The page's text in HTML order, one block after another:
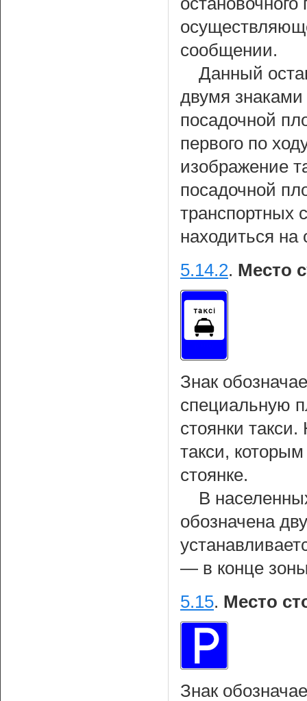
сообщении.
Данный
двумя
посадочной
первого по
изображение
посадочной
транспортных
находиться на
5.14.2. Место
Знак
специальную
стоянки
такси,
стоянке.
В
обозначена
— в конце
5.15. Место
Знак